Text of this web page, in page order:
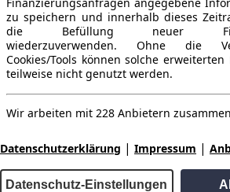
zu speichern und innerhalb dieses
die Befüllung neuer
wiederzuverwenden. Ohne die
Cookies/Tools können solche
teilweise nicht genutzt werden.
Wir arbeiten mit 228 Anbietern
Datenschutzerklärung | Impressum |
Datenschutz-Einstellungen